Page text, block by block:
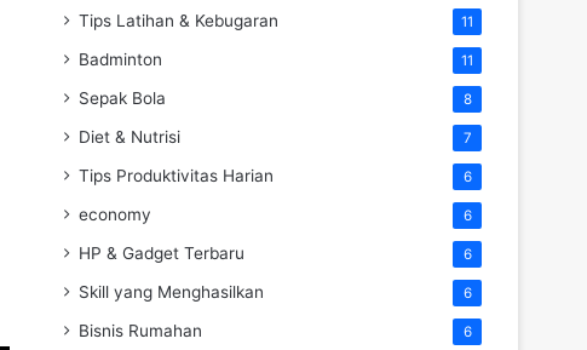
Tips Latihan & Kebugaran 11
Badminton 11
Sepak Bola 8
Diet & Nutrisi 7
Tips Produktivitas Harian 6
economy 6
HP & Gadget Terbaru 6
Skill yang Menghasilkan 6
Bisnis Rumahan 6